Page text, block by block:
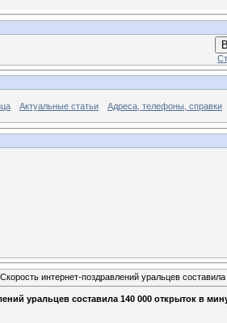
Актуальные статьи Адреса, телефоны, справки
интернет-поздравлений уральцев
уральцев составила 140 000 открыток в